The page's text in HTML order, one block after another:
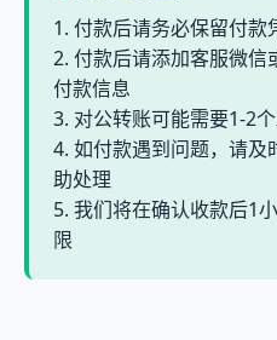
1. 付款后请务必保留付款
2. 付款后请添加客服微信
付款信息
3. 对公转账可能需要1-2
4. 如付款遇到问题，请
助处理
5. 我们将在确认收款后1
限